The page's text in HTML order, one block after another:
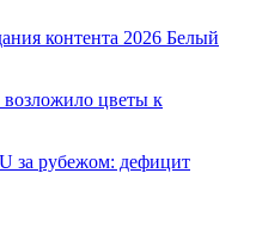
контента 2026 Белый
возложило цветы к
за рубежом: дефицит